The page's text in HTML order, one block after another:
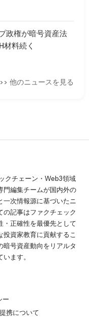
政権が暗号資産法
料続く
>> 他のニュースを見る
クチェーン・Web3領域
門編集チームが国内外の
一次情報源に基づいたニ
の記事はファクチェック
・正確性を最優先として
資家教育に貢献するこ
暗号資産動向をリアルタ
ます。
ー
携について